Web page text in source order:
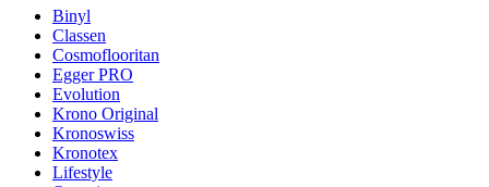
Binyl
Classen
Cosmoflooritan
Egger PRO
Evolution
Krono Original
Kronoswiss
Kronotex
Lifestyle